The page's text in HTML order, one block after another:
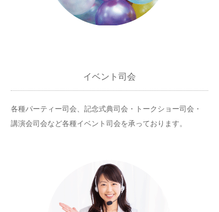
イベント司会
各種パーティー司会、記念式典司会・トークショー司会・
講演会司会など各種イベント司会を承っております。